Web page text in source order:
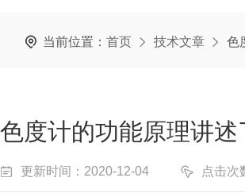
当前位置： 首页 技术文章 色
色度计的功能原理讲述
更新时间：2020-12-04 点击次